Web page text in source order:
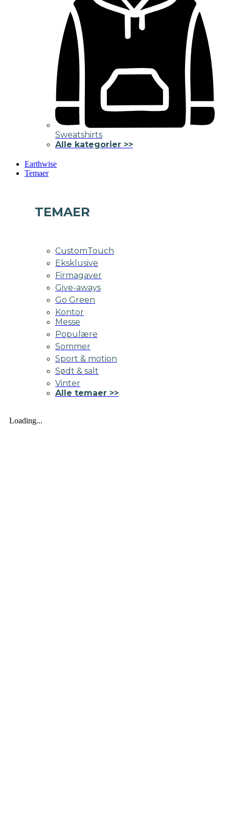
Sweatshirts
Alle kategorier >>
Earthwise
Temaer
TEMAER
CustomTouch
Eksklusive
Firmagaver
Give-aways
Go Green
Kontor
Messe
Populære
Sommer
Sport & motion
Sødt & salt
Vinter
Alle temaer >>
Loading...